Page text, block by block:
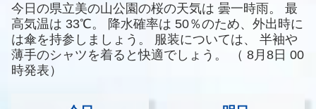
今日の県立美の山公園の桜の天気は 曇一時雨。
最
高気温は 33℃。 降水確率は 50％のため、外出時に
は傘を持参しましょう。
服装については、
半袖や
薄手のシャツを着ると快適でしょう。
（ 8月8日 00
時発表）